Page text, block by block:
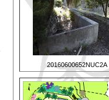
20160600652NUC2A